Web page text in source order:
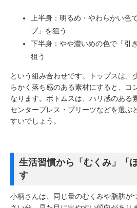
上半身：明るめ・やわらかい色
プ」を狙う
下半身：やや濃いめの色で「引
狙う
という組み合わせです。トップスは、
らかく落ち感のある素材にすると、コ
なります。ボトムスは、ハリ感のある
センタープレス・プリーツなどを選ぶ
すいでしょう。
生活習慣から「むくみ」「
す
小柄さんは、同じ量のむくみや脂肪が